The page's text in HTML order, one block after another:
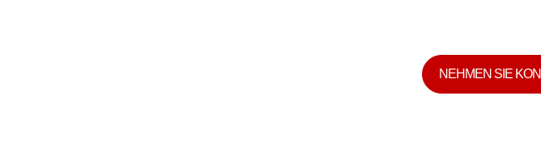
NEHMEN SIE